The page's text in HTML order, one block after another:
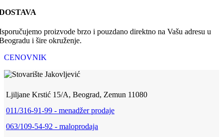
proizvode brzo i pouzdano direktno na Vašu adresu u
i šire okruženje.
CENOVNIK
Ljiljane Krstić 15/A, Beograd, Zemun 11080
011/316-91-99 - menadžer prodaje
063/109-54-92 - maloprodaja